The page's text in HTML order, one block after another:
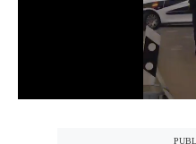
Fotogalerías